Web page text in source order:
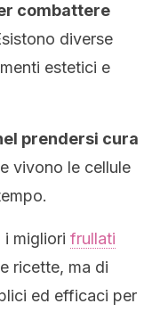
combattere
diverse
estetici e
prendersi cura
vivono le cellule
i migliori frullati
ricette, ma di
ed efficaci per